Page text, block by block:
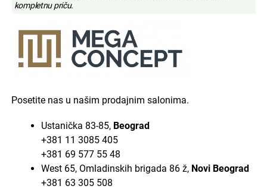
kompletnu priču.
Posetite nas u našim prodajnim salonima.
Ustanička 83-85, Beograd
+381 11 3085 405
+381 69 577 55 48
West 65, Omladinskih brigada 86 ž, Novi Beograd
+381 63 305 508